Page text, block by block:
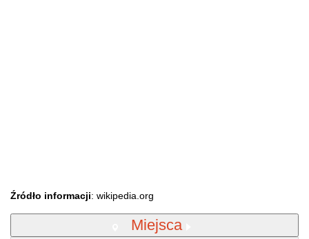
Źródło informacji: wikipedia.org
Miejsca